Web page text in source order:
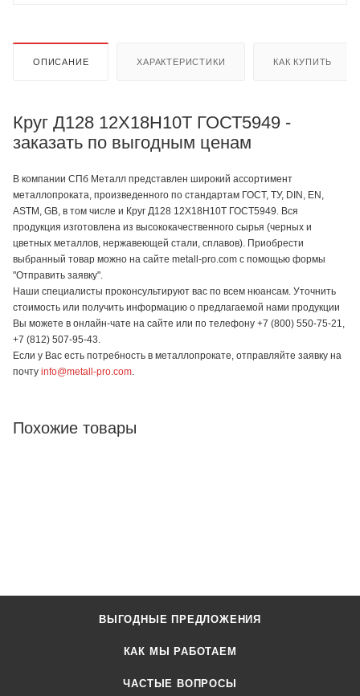
ОПИСАНИЕ ХАРАКТЕРИСТИКИ КАК КУПИТЬ
Круг Д128 12Х18Н10Т ГОСТ5949 -
заказать по выгодным ценам
В компании СПб Металл представлен широкий ассортимент
металлопроката, произведенного по стандартам ГОСТ, ТУ, DIN, EN,
ASTM, GB, в том числе и Круг Д128 12Х18Н10Т ГОСТ5949. Вся
продукция изготовлена из высококачественного сырья (черных и
цветных металлов, нержавеющей стали, сплавов). Приобрести
выбранный товар можно на сайте metall-pro.com с помощью формы
"Отправить заявку".
Наши специалисты проконсультируют вас по всем нюансам. Уточнить
стоимость или получить информацию о предлагаемой нами продукции
Вы можете в онлайн-чате на сайте или по телефону +7 (800) 550-75-21,
+7 (812) 507-95-43.
Если у Вас есть потребность в металлопрокате, отправляйте заявку на
почту info@metall-pro.com
Похожие товары
ВЫГОДНЫЕ ПРЕДЛОЖЕНИЯ
КАК МЫ РАБОТАЕМ
ЧАСТЫЕ ВОПРОСЫ